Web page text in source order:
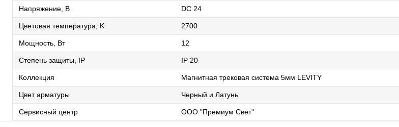
Напряжение, В DC 24
Цветовая температура, K 2700
Мощность, Вт 12
Степень защиты, IP IP 20
Коллекция Магнитная трековая система 5мм LEVITY
Цвет арматуры Черный и Латунь
Сервисный центр ООО "Премиум Свет"